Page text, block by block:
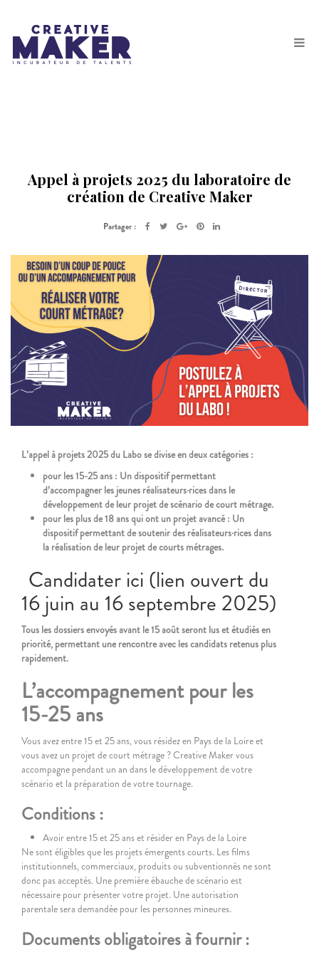
Appel à projets 2025 du laboratoire de
création de Creative Maker
Partager :
L’appel à projets 2025 du Labo se divise en deux catégories :
pour les 15-25 ans : Un dispositif permettant
d’accompagner les jeunes réalisateurs·rices dans le
développement de leur projet de scénario de court métrage.
pour les plus de 18 ans qui ont un projet avancé : Un
dispositif permettant de soutenir des réalisateurs·rices dans
la réalisation de leur projet de courts métrages.
Candidater ici (lien ouvert du
16 juin au 16 septembre 2025)
Tous les dossiers envoyés avant le 15 août seront lus et étudiésen
priorité, permettant une rencontre avec les candidats retenus plus
rapidement.
L’accompagnement pour les
15-25 ans
Vous avez entre 15 et 25 ans, vous résidez en Pays de la Loire et
vous avez un projet de court métrage ? Creative Maker vous
accompagne pendant un an dans le développement de votre
scénario et la préparation de votre tournage.
Conditions :
Avoir entre 15 et 25 ans et résider en Pays de la Loire
Ne sont éligibles que les projets émergents courts. Les films
institutionnels, commerciaux, produits ou subventionnés ne sont
donc pas acceptés. Une première ébauche de scénario est
nécessaire pour présenter votre projet. Une autorisation
parentale sera demandée pour les personnes mineures.
Documents obligatoires à fournir :